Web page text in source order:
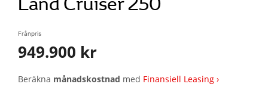
Frånpris
949.900 kr
Beräkna månadskostnad med Finansiell Leasing ›